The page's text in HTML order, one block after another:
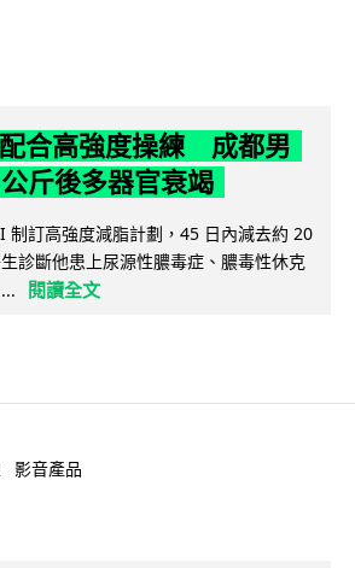
合高強度操練 成都男
斤後多器官衰竭
制訂高強度減脂計劃，45 日內減去約 20
診斷他患上尿源性膿毒症、膿毒性休克
閱讀全文
影音產品